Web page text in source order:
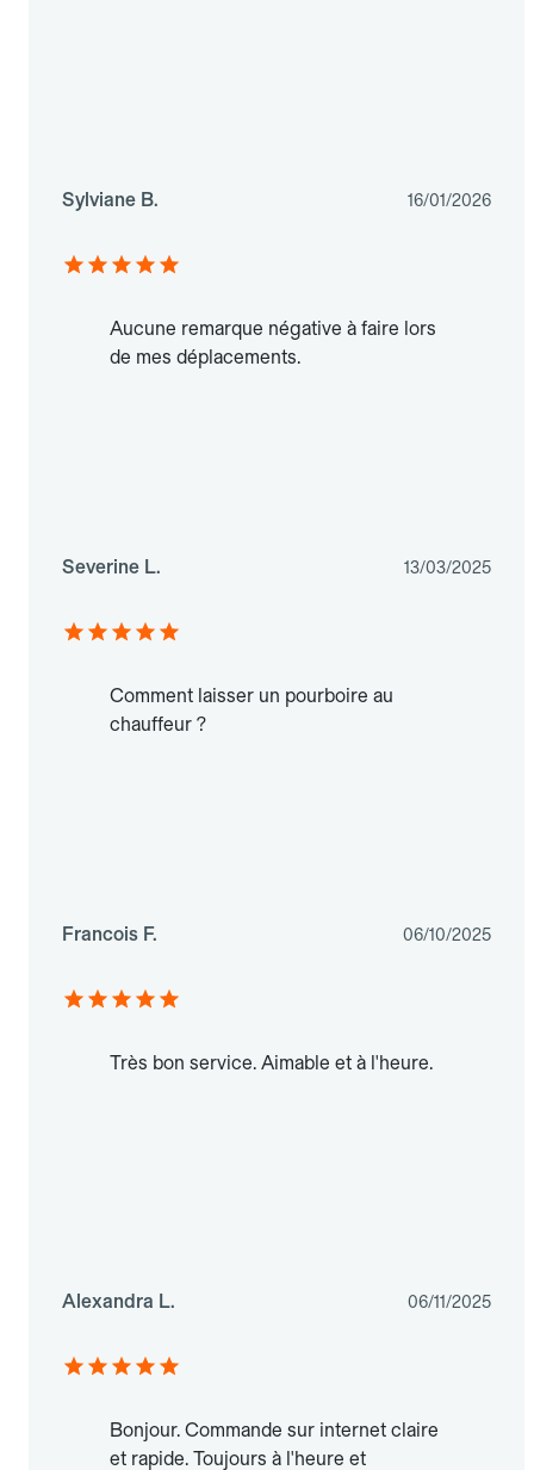
Sylviane B. 16/01/2026
Aucune remarque négative à faire lors
de mes déplacements.
Severine L. 13/03/2025
Comment laisser un pourboire au
chauffeur ?
Francois F. 06/10/2025
Très bon service. Aimable et à l'heure.
Alexandra L. 06/11/2025
Bonjour. Commande sur internet claire
et rapide. Toujours à l'heure et